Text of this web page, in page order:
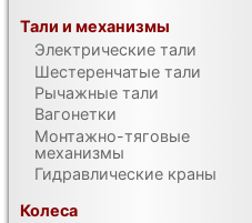
Тали и механизмы
Электрические тали
Шестеренчатые тали
Рычажные тали
Вагонетки
Монтажно-тяговые
механизмы
Гидравлические краны
Колеса